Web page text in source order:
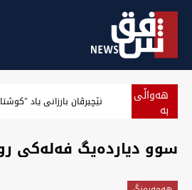
هەواڵی
بە نێچیرڤان بارزانی یاد
‏سوو دیاردەیگ فەلەکی